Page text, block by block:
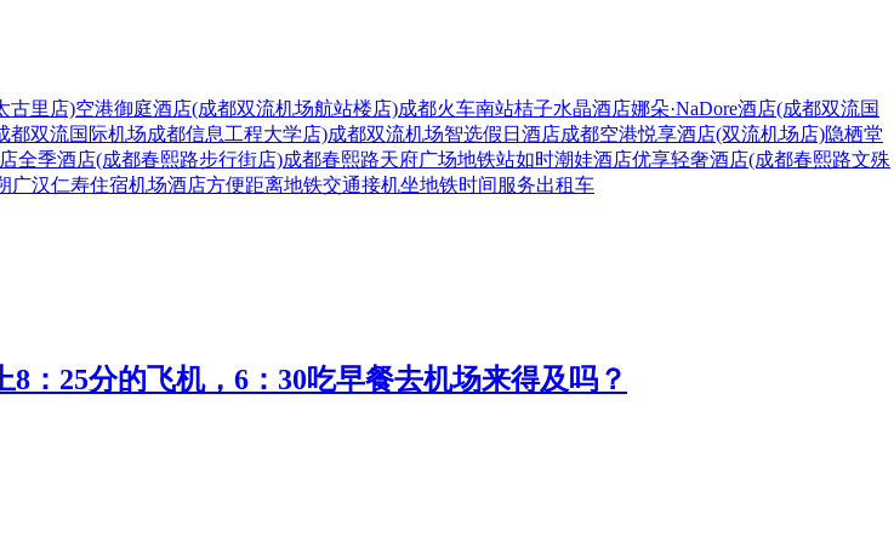
古里店)空港御庭酒店(成都双流机场航站楼店)成都火车南站桔子水晶酒店娜朵·NaDore酒店(成都双流国
都双流国际机场成都信息工程大学店)成都双流机场智选假日酒店成都空港悦享酒店(双流机场店)隐栖堂
全季酒店(成都春熙路步行街店)成都春熙路天府广场地铁站如时潮娃酒店优享轻奢酒店(成都春熙路文殊
广汉仁寿住宿机场酒店方便距离地铁交通接机坐地铁时间 服务出租车
：25分的飞机，6：30吃早餐去机场来得及吗？